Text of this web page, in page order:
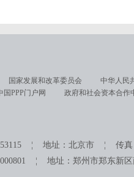
国家发展和改革委员会 中华人民
国PPP门户网 政府和社会资本合作
¦ 地址：北京市 ¦ 传真：
¦ 地址：郑州市郑东新区